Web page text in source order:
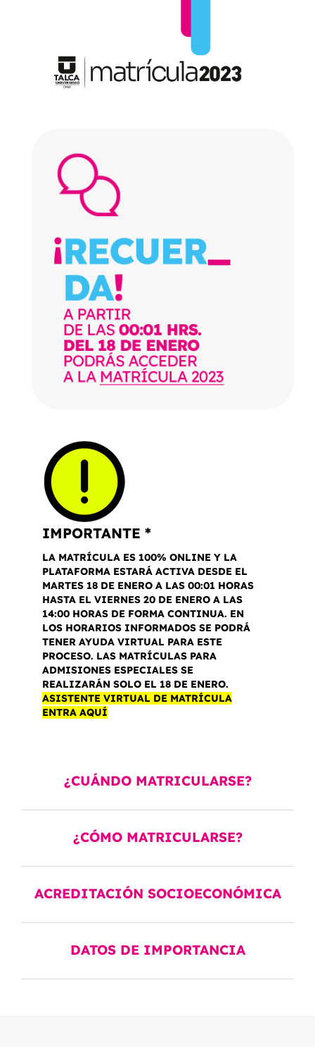
IMPORTANTE *
LA MATRÍCULA ES 100% ONLINE Y LA
PLATAFORMA ESTARÁ ACTIVA DESDE EL
MARTES 18 DE ENERO A LAS 00:01 HORAS
HASTA EL VIERNES 20 DE ENERO A LAS
14:00 HORAS DE FORMA CONTINUA. EN
LOS HORARIOS INFORMADOS SE PODRÁ
TENER AYUDA VIRTUAL PARA ESTE
PROCESO. LAS MATRÍCULAS PARA
ADMISIONES ESPECIALES SE
REALIZARÁN SOLO EL 18 DE ENERO.
ASISTENTE VIRTUAL DE MATRÍCULA
ENTRA AQUÍ
¿CUÁNDO MATRICULARSE?
¿CÓMO MATRICULARSE?
ACREDITACIÓN SOCIOECONÓMICA
DATOS DE IMPORTANCIA